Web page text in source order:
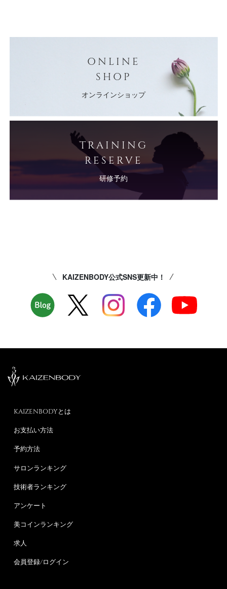
ONLINE
SHOP
オンラインショップ
TRAINING
RESERVE
研修予約
KAIZENBODY公式SNS更新中！
KAIZENBODYとは
お支払い方法
予約方法
サロンランキング
技術者ランキング
アンケート
美コインランキング
求人
会員登録/ログイン